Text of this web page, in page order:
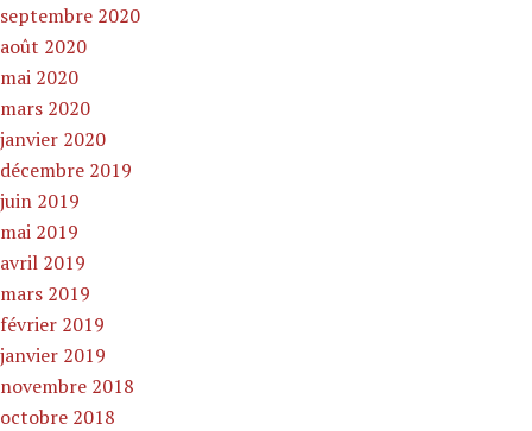
septembre 2020
août 2020
mai 2020
mars 2020
janvier 2020
décembre 2019
juin 2019
mai 2019
avril 2019
mars 2019
février 2019
janvier 2019
novembre 2018
octobre 2018